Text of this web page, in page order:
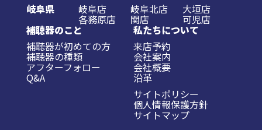
岐阜県
岐阜店 岐阜北店 大垣店
各務原店 関店 可児店
補聴器のこと
補聴器が初めての方
補聴器の種類
アフターフォロー
Q&A
私たちについて
来店予約
会社案内
会社概要
沿革
サイトポリシー
個人情報保護方針
サイトマップ